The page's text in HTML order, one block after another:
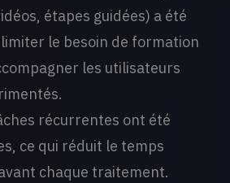
étapes guidées) a été
le besoin de formation
les utilisateurs
récurrentes ont été
ce qui réduit le temps
chaque traitement.